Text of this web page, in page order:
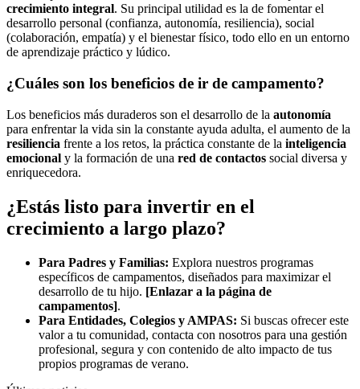
crecimiento integral. Su principal utilidad es la de fomentar el
desarrollo personal (confianza, autonomía, resiliencia), social
(colaboración, empatía) y el bienestar físico, todo ello en un entorno
de aprendizaje práctico y lúdico.
¿Cuáles son los beneficios de ir de campamento?
Los beneficios más duraderos son el desarrollo de la autonomía
para enfrentar la vida sin la constante ayuda adulta, el aumento de la
resiliencia frente a los retos, la práctica constante de la inteligencia
emocional y la formación de una red de contactos social diversa y
enriquecedora.
¿Estás listo para invertir en el
crecimiento a largo plazo?
Para Padres y Familias: Explora nuestros programas
específicos de campamentos, diseñados para maximizar el
desarrollo de tu hijo. [Enlazar a la página de
campamentos].
Para Entidades, Colegios y AMPAS: Si buscas ofrecer este
valor a tu comunidad, contacta con nosotros para una gestión
profesional, segura y con contenido de alto impacto de tus
propios programas de verano.